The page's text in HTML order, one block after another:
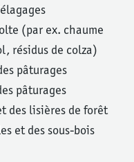
(par ex. chaume
résidus de colza)
pâturages
pâturages
des lisières de forêt
et des sous-bois